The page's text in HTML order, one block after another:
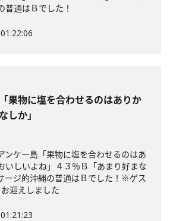
普通はＢでした！
01:22:06
「果物に塩を合わせるのはありか
なしか」
ンケー島「果物に塩を合わせるのはあ
いしいよね」４３％Ｂ「あまり好まな
ージ的沖縄の普通はＢでした！※ゲス
迎えしました
01:21:23